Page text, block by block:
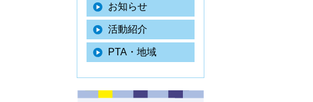
お知らせ
活動紹介
PTA・地域